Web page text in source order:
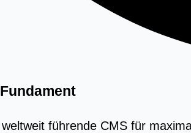
führende CMS für